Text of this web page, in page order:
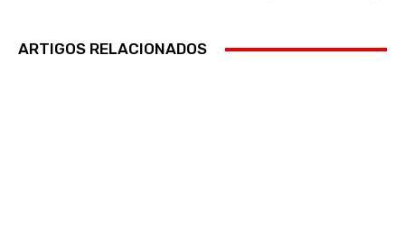
ARTIGOS RELACIONADOS